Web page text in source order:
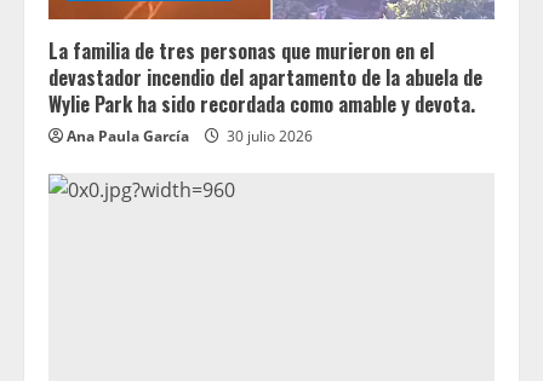
La familia de tres personas que murieron en el
devastador incendio del apartamento de la abuela de
Wylie Park ha sido recordada como amable y devota.
Ana Paula García 30 julio 2026